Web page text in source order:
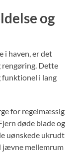
og
i haven, er det
rengøring. Dette
funktionel i lang
for regelmæssig
døde blade og
uønskede ukrudt
jævne mellemrum